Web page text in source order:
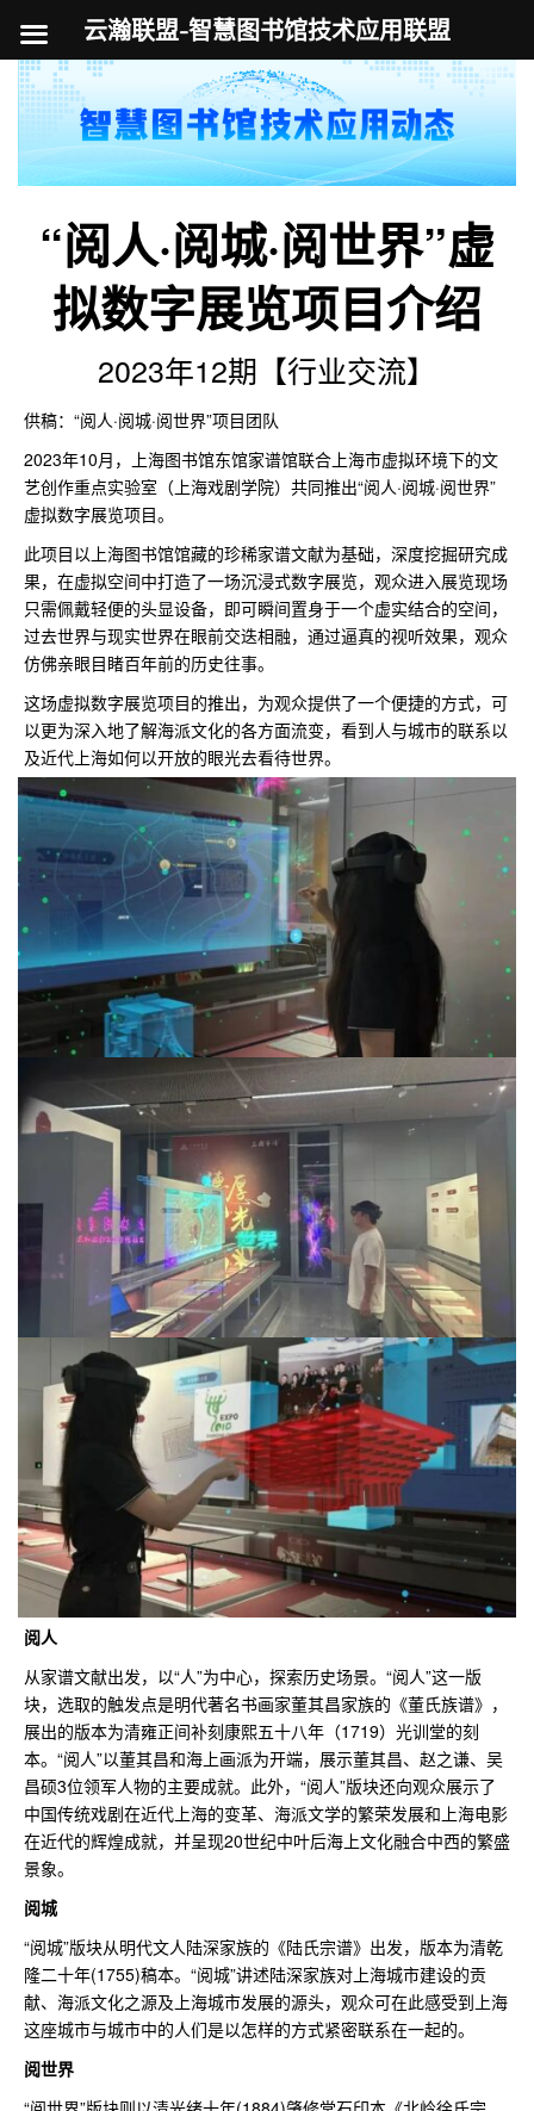
容
“阅人·阅城·阅世界”虚
拟数字展览项目介绍
2023年12期【行业交流】
供稿：“阅人·阅城·阅世界”项目团队
2023年10月，上海图书馆东馆家谱馆联合上海市虚拟环境下的文
艺创作重点实验室（上海戏剧学院）共同推出“阅人·阅城·阅世界”
虚拟数字展览项目。
此项目以上海图书馆馆藏的珍稀家谱文献为基础，深度挖掘研究成
果，在虚拟空间中打造了一场沉浸式数字展览，观众进入展览现场
只需佩戴轻便的头显设备，即可瞬间置身于一个虚实结合的空间，
过去世界与现实世界在眼前交迭相融，通过逼真的视听效果，观众
仿佛亲眼目睹百年前的历史往事。
这场虚拟数字展览项目的推出，为观众提供了一个便捷的方式，可
以更为深入地了解海派文化的各方面流变，看到人与城市的联系以
及近代上海如何以开放的眼光去看待世界。
阅人
从家谱文献出发，以“人”为中心，探索历史场景。“阅人”这一版
块，选取的触发点是明代著名书画家董其昌家族的《董氏族谱》，
展出的版本为清雍正间补刻康熙五十八年（1719）光训堂的刻
本。“阅人”以董其昌和海上画派为开端，展示董其昌、赵之谦、吴
昌硕3位领军人物的主要成就。此外，“阅人”版块还向观众展示了
中国传统戏剧在近代上海的变革、海派文学的繁荣发展和上海电影
在近代的辉煌成就，并呈现20世纪中叶后海上文化融合中西的繁盛
景象。
阅城
“阅城”版块从明代文人陆深家族的《陆氏宗谱》出发，版本为清乾
隆二十年(1755)稿本。“阅城”讲述陆深家族对上海城市建设的贡
献、海派文化之源及上海城市发展的源头，观众可在此感受到上海
这座城市与城市中的人们是以怎样的方式紧密联系在一起的。
阅世界
云瀚联盟-智慧图书馆技术应用联盟